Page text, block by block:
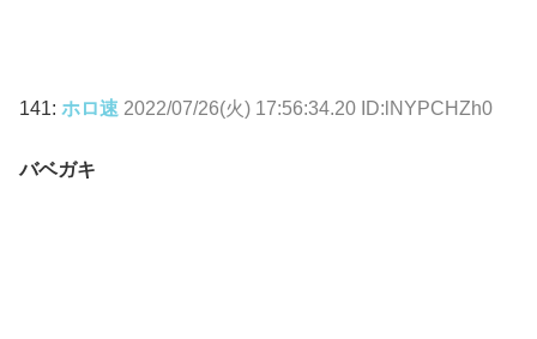
141: ホロ速 2022/07/26(火) 17:56:34.20 ID:lNYPCHZh0
バベガキ